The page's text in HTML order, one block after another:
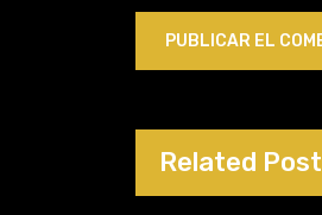
Related Post